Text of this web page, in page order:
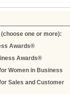
one or more):
Awards®
Awards®
Women in Business
Sales and Customer